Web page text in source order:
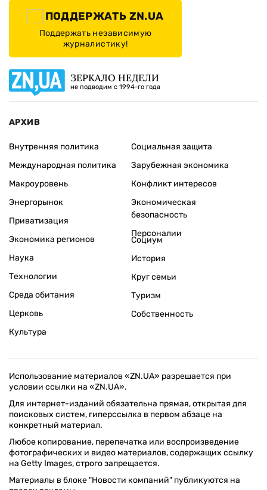
ПОДДЕРЖАТЬ ZN.UA
Поддержать независимую
журналистику!
ЗЕРКАЛО НЕДЕЛИ
не подводим с 1994-го года
АРХИВ
Внутренняя политика
Международная политика
Макроуровень
Энергорынок
Приватизация
Экономика регионов
Социальная защита
Зарубежная экономика
Конфликт интересов
Экономическая
безопасность
Персоналии
Наука
Технологии
Среда обитания
Церковь
Культура
Социум
История
Круг семьи
Туризм
Собственность
Использование материалов «ZN.UA» разрешается при
условии ссылки на «ZN.UA».
Для интернет-изданий обязательна прямая, открытая для
поисковых систем, гиперссылка в первом абзаце на
конкретный материал.
Любое копирование, перепечатка или воспроизведение
фотографических и видео материалов, содержащих ссылку
на Getty Images, строго запрещается.
Материалы в блоке "Новости компаний" публикуются на